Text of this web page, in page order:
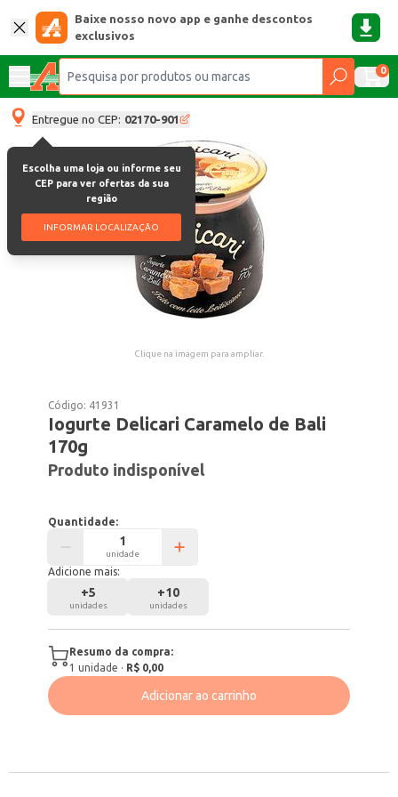
Baixe nosso novo app e ganhe descontos
exclusivos
0
Entregue no CEP: 02170-901
Escolha uma loja ou informe seu
CEP para ver ofertas da sua
região
INFORMAR LOCALIZAÇÃO
Clique na imagem para ampliar.
Código: 41931
Iogurte Delicari Caramelo de Bali
170g
Produto indisponível
Quantidade:
unidade
Adicione mais:
+5
unidades
+10
unidades
Resumo da compra:
1 unidade · R$ 0,00
Adicionar ao carrinho